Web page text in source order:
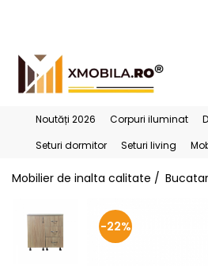
Bucătării Complete
Accesorii bucătărie
Dulapuri 1 ușă
Noutăți 2026 Corpuri iluminat
Seturi dormitor
Seturi living
Mobilier de inalta calitate /
-22%